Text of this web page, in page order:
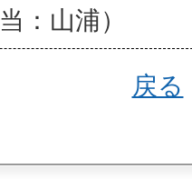
：山浦）
戻る